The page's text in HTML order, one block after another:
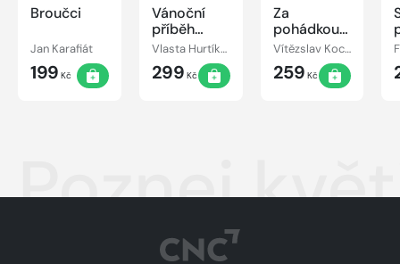
Broučci
Jan Karafiát
199 Kč
Vánoční
příběh
pejska a
kočičky
Vlasta Hurtíková
299 Kč
Za
pohádkou
kolem
světa
Vítězslav Kocourek
259 Kč
Poznej